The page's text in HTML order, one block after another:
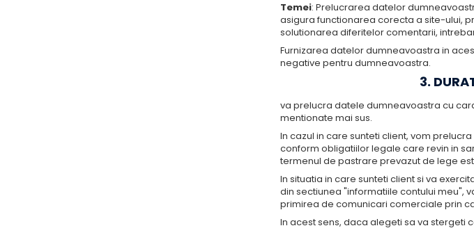
Temei: Prelucrarea datelor
asigura functionarea corecta a site-ului,
solutionarea diferitelor comentarii,
Furnizarea datelor dumneavoastra in
negative pentru dumneavoastra.
3.
va prelucra datele dumneavoastra cu
mentionate mai sus.
In cazul in care sunteti client, vom
conform obligatiilor legale care revin in
termenul de pastrare prevazut de lege
In situatia in care sunteti client si va
din sectiunea "informatiile contului meu",
primirea de comunicari comerciale prin
In acest sens, daca alegeti sa va stergeti